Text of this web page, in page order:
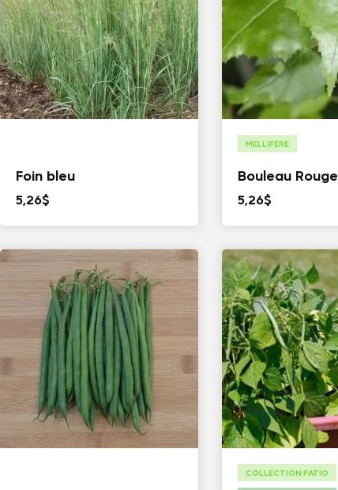
Foin bleu
5,26$
MELLIFÈRE
Bouleau Rouge
5,26$
COLLECTION PATIO